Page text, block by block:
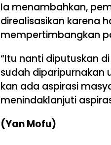
Ia menambahkan,
direalisasikan karena
mempertimbangkan
“Itu nanti diputuskan
sudah diparipurnakan
kan ada aspirasi
menindaklanjuti
(Yan Mofu)